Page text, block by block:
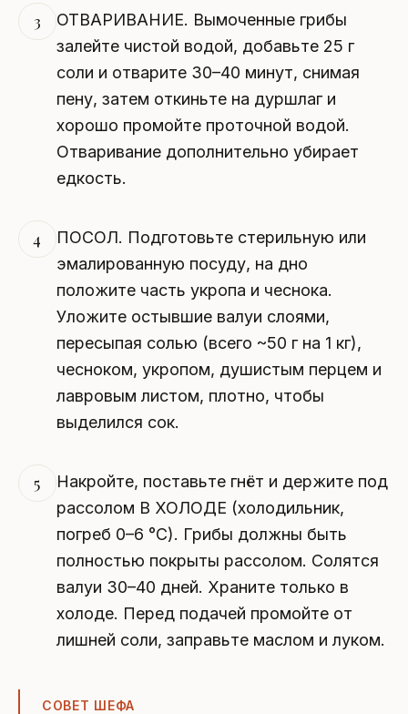
3
ОТВАРИВАНИЕ. Вымоченные грибы
залейте чистой водой, добавьте 25 г
соли и отварите 30–40 минут, снимая
пену, затем откиньте на дуршлаг и
хорошо промойте проточной водой.
Отваривание дополнительно убирает
едкость.
4
ПОСОЛ. Подготовьте стерильную или
эмалированную посуду, на дно
положите часть укропа и чеснока.
Уложите остывшие валуи слоями,
пересыпая солью (всего ~50 г на 1 кг),
чесноком, укропом, душистым перцем и
лавровым листом, плотно, чтобы
выделился сок.
5
Накройте, поставьте гнёт и держите под
рассолом В ХОЛОДЕ (холодильник,
погреб 0–6 °C). Грибы должны быть
полностью покрыты рассолом. Солятся
валуи 30–40 дней. Храните только в
холоде. Перед подачей промойте от
лишней соли, заправьте маслом и луком.
СОВЕТ ШЕФА